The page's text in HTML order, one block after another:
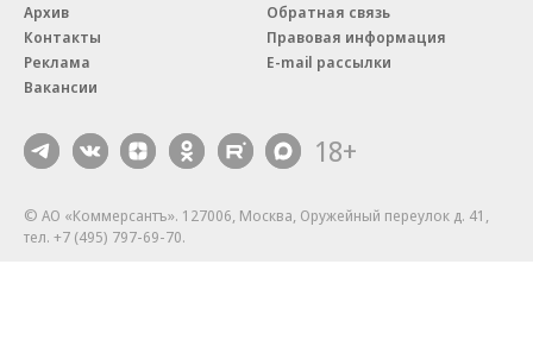
Архив
Контакты
Реклама
Вакансии
Обратная связь
Правовая информация
E-mail рассылки
18+
© АО «Коммерсантъ». 127006, Москва, Оружейный переулок д. 41,
тел. +7 (495) 797-69-70.